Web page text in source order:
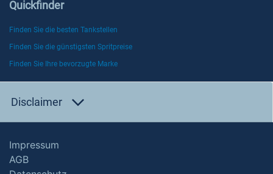
Quickfinder
Finden Sie die besten Tankstellen
Finden Sie die günstigsten Spritpreise
Finden Sie Ihre bevorzugte Marke
Disclaimer
Impressum
AGB